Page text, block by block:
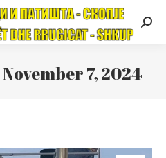
November 7, 2024